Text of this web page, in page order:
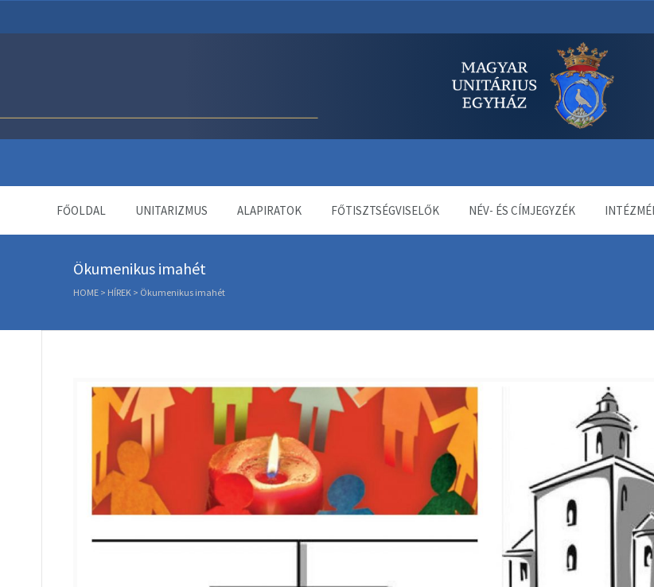
FŐOLDAL UNITARIZMUS ALAPIRATOK FŐTISZTSÉGVISELŐK NÉV- ÉS CÍMJEGYZÉK
Ökumenikus imahét
HOME > HÍREK > Ökumenikus imahét